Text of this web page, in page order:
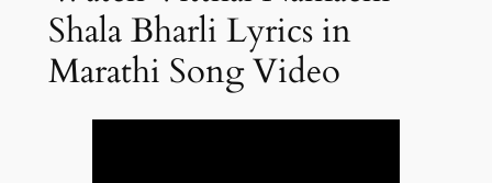
Shala Bharli Lyrics in
Marathi Song Video